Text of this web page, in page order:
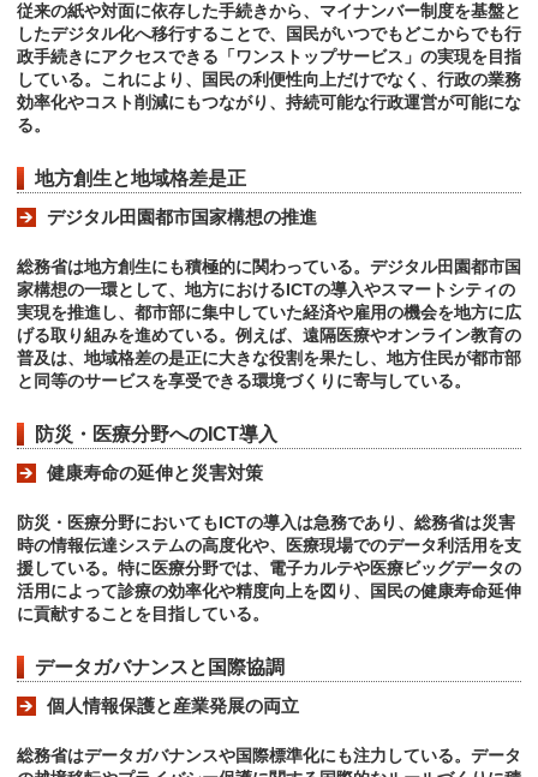
従来の紙や対面に依存した手続きから、マイナンバー制度を基盤と
したデジタル化へ移行することで、国民がいつでもどこからでも行
政手続きにアクセスできる「ワンストップサービス」の実現を目指
している。これにより、国民の利便性向上だけでなく、行政の業務
効率化やコスト削減にもつながり、持続可能な行政運営が可能にな
る。
地方創生と地域格差是正
デジタル田園都市国家構想の推進
総務省は地方創生にも積極的に関わっている。デジタル田園都市国
家構想の一環として、地方におけるICTの導入やスマートシティの
実現を推進し、都市部に集中していた経済や雇用の機会を地方に広
げる取り組みを進めている。例えば、遠隔医療やオンライン教育の
普及は、地域格差の是正に大きな役割を果たし、地方住民が都市部
と同等のサービスを享受できる環境づくりに寄与している。
防災・医療分野へのICT導入
健康寿命の延伸と災害対策
防災・医療分野においてもICTの導入は急務であり、総務省は災害
時の情報伝達システムの高度化や、医療現場でのデータ利活用を支
援している。特に医療分野では、電子カルテや医療ビッグデータの
活用によって診療の効率化や精度向上を図り、国民の健康寿命延伸
に貢献することを目指している。
データガバナンスと国際協調
個人情報保護と産業発展の両立
総務省はデータガバナンスや国際標準化にも注力している。データ